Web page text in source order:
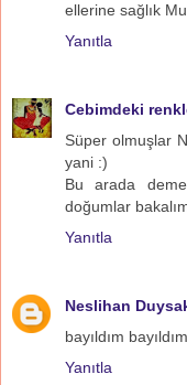
ellerine sağlık
Yanıtla
Cebimdeki
Süper olmuşlar
yani :)
Bu arada
doğumlar
Yanıtla
Neslihan
bayıldım
Yanıtla